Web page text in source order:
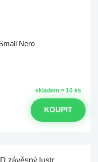
Nero
skladem > 10 ks
KOUPIT